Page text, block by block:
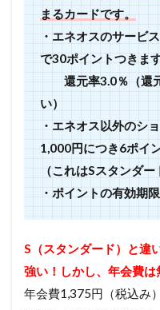
まるカードです。
・エネオスのサービ
で30ポイントつきま
還元率3.0％（還元
い）
・エネオス以外のシ
1,000円につき6ポイ
（これはSスタンダ
・ポイントの有効期
S（スタンダード）と違
強い！しかし、年会費は
年会費1,375円（税込み